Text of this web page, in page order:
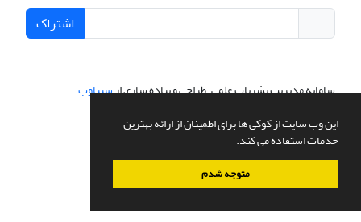
این وب سایت از کوکی ها برای اطمینان از ارائه بهترین
خدمات استفاده می کند.
متوجه شدم
اشتراک
سامانه مدیریت نشریات علمی.طراحی و پیاده سازی ازسیناوب